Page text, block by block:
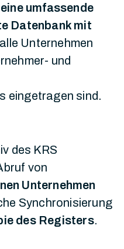
eine umfassende
Datenbank mit
Unternehmen
und
eingetragen sind.
des KRS
von
Unternehmen
Synchronisierung
des Registers.